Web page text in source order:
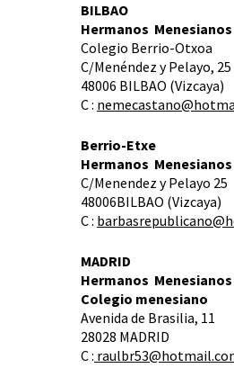
BILBAO
Hermanos Menesianos
Colegio Berrio-Otxoa
C/Menéndez y Pelayo, 25
48006 BILBAO (Vizcaya)
C :
Berrio-Etxe
Hermanos Menesianos
C/Menendez y Pelayo 25
48006BILBAO (Vizcaya)
C :
MADRID
Hermanos Menesianos
Colegio menesiano
Avenida de Brasilia, 11
28028 MADRID
C :